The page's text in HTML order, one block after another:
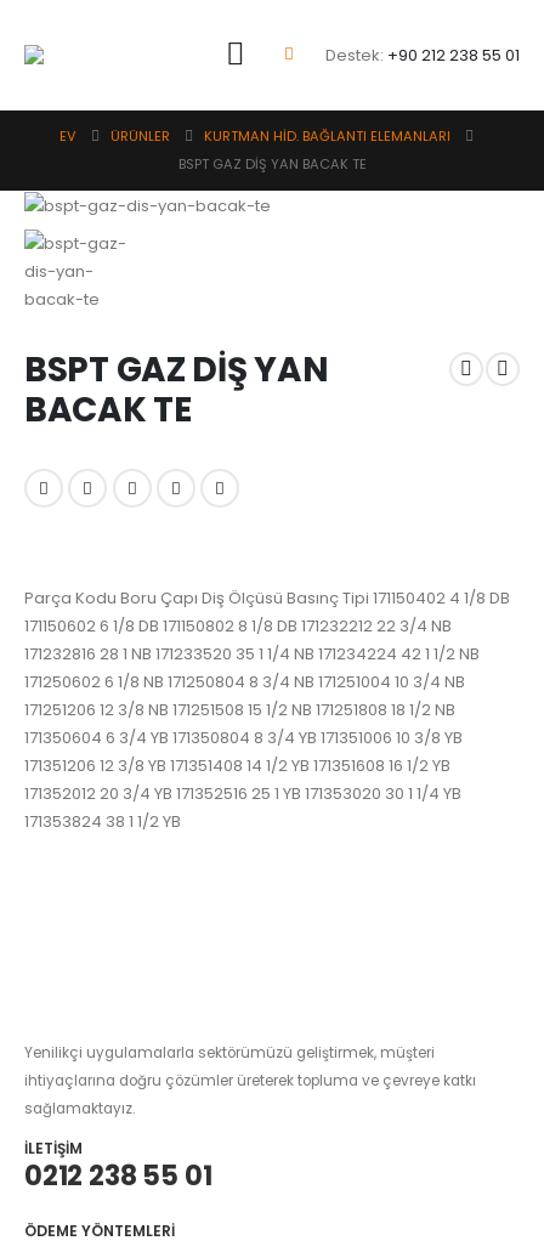
Destek: +90 212 238 55 01
EV ÜRÜNLER
KURTMAN HİD. BAĞLANTI ELEMANLARI
BSPT GAZ DİŞ YAN BACAK TE
BSPT GAZ DİŞ YAN
BACAK TE
Parça Kodu Boru Çapı Diş Ölçüsü Basınç Tipi 171150402 4 1/8 DB
171150602 6 1/8 DB 171150802 8 1/8 DB 171232212 22 3/4 NB
171232816 28 1 NB 171233520 35 1 1/4 NB 171234224 42 1 1/2 NB
171250602 6 1/8 NB 171250804 8 3/4 NB 171251004 10 3/4 NB
171251206 12 3/8 NB 171251508 15 1/2 NB 171251808 18 1/2 NB
171350604 6 3/4 YB 171350804 8 3/4 YB 171351006 10 3/8 YB
171351206 12 3/8 YB 171351408 14 1/2 YB 171351608 16 1/2 YB
171352012 20 3/4 YB 171352516 25 1 YB 171353020 30 1 1/4 YB
171353824 38 1 1/2 YB
Yenilikçi uygulamalarla sektörümüzü geliştirmek, müşteri
ihtiyaçlarına doğru çözümler üreterek topluma ve çevreye katkı
sağlamaktayız.
İLETIŞIM
0212 238 55 01
ÖDEME YÖNTEMLERI